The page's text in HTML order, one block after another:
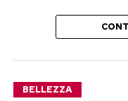
Attraverso i
della sua trasferta
ho dovuto
BELLEZZA